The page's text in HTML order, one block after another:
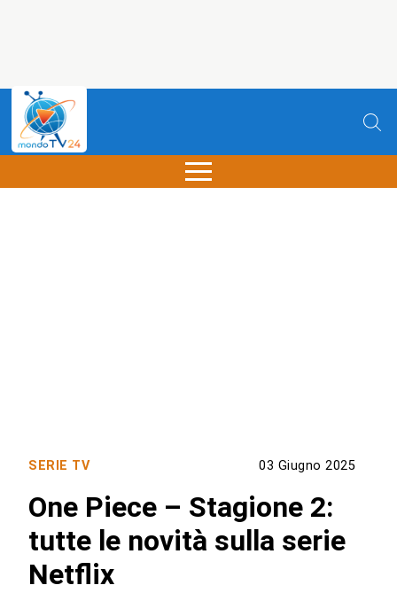
SERIE TV 03 Giugno 2025
One Piece – Stagione 2:
tutte le novità sulla serie
Netflix